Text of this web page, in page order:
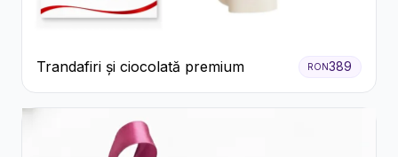
Trandafiri și ciocolată premium RON389